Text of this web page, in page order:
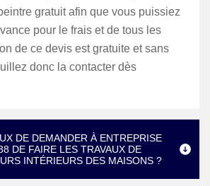
gratuit afin que vous puissiez
pour le frais et de tous les
de ce devis est gratuite et sans
donc la contacter dès
DE DEMANDER À ENTREPRISE
DE FAIRE LES TRAVAUX DE
INTÉRIEURS DES MAISONS ?